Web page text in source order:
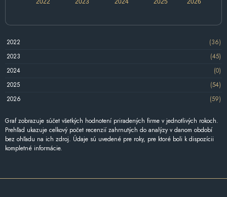
2022
(36)
2023
(45)
2024
(0)
2025
(54)
2026
(59)
Graf zobrazuje súčet všetkých hodnotení priradených firme v jednotlivých rokoch.
Prehľad ukazuje celkový počet recenzií zahrnutých do analýzy v danom období
bez ohľadu na ich zdroj. Údaje sú uvedené pre roky, pre ktoré boli k dispozícii
kompletné informácie.